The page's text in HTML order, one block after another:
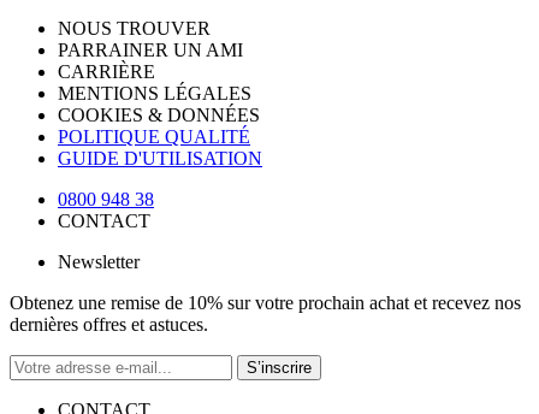
NOUS TROUVER
PARRAINER UN AMI
CARRIÈRE
MENTIONS LÉGALES
COOKIES & DONNÉES
POLITIQUE QUALITÉ
GUIDE D'UTILISATION
0800 948 38
CONTACT
Newsletter
Obtenez une remise de 10% sur votre prochain achat et recevez nos
dernières offres et astuces.
S’inscrire